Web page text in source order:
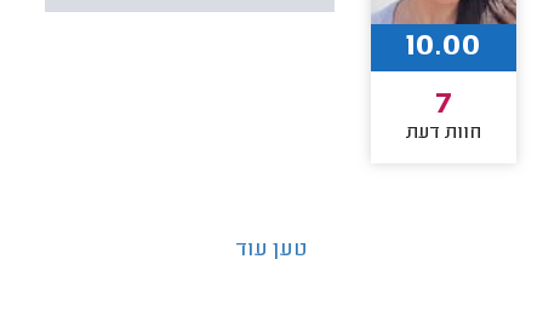
10.00
7
חוות דעת
טען עוד